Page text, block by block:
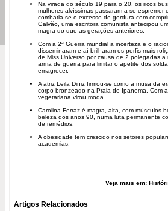
Na virada do século 19 para o 20, os ricos
mulheres alvíssimas passaram a se espremer
combatia-se o excesso de gordura com
Galvão, uma escritora comunista antecipou
magra do que as gerações anteriores.
Com a 2ª Guerra mundial a incerteza e o
disseminaram e aí brilharam os perfis mais
de Miss Universo por causa de 2 polegadas a
arma de guerra para limitar o apetite dos
emagrecer.
A atriz Leila Diniz firmou-se como a musa da
corpo bronzeado na Praia de Ipanema. Com
vegetariana virou moda.
Carolina Ferraz é magra, alta, com músculos
beleza dos anos 90, numa luta permanente
de remédios.
A obesidade tem crescido nos setores
academias.
Veja mais em:
Artigos Relacionados